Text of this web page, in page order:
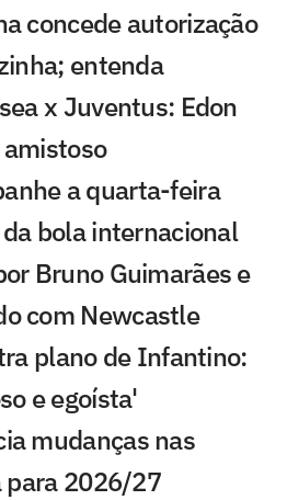
concede autorização
entenda
x Juventus: Edon
a quarta-feira
bola internacional
Bruno Guimarães e
com Newcastle
plano de Infantino:
e egoísta'
mudanças nas
para 2026/27